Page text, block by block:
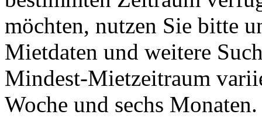
möchten, nutzen Sie bitte
Mietdaten und weitere
Mindest-Mietzeitraum
Woche und sechs Monaten.